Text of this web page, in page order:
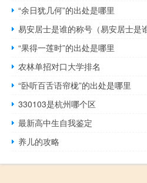
“余日犹几何”的出处是哪里
易安居士是谁的称号（易安居士是谁
“果得一莲时”的出处是哪里
农林单招对口大学排名
“卧听百舌语帘栊”的出处是哪里
330103是杭州哪个区
最新高中生自我鉴定
养儿的攻略